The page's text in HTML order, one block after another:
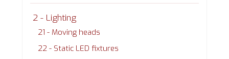
2 - Lighting
21 - Moving heads
22 - Static LED fixtures